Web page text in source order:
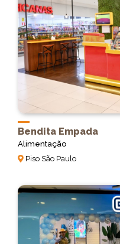
Bendita Empada
Alimentação
Piso São Paulo